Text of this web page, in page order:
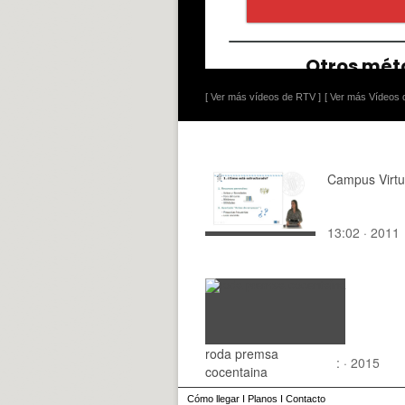
[ Ver más vídeos de RTV ] [ Ver más Vídeos
Campus
13:02 · 2011
roda premsa
cocentaina
: · 2015
Cómo llegar I Planos I Contacto